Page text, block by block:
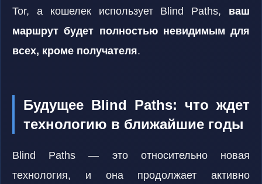
Tor, а кошелек использует Blind Paths, ваш
маршрут будет полностью невидимым для
всех, кроме получателя.
Будущее Blind Paths: что ждет
технологию в ближайшие годы
Blind Paths — это относительно новая
технология, и она продолжает активно